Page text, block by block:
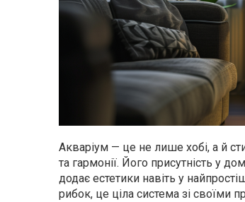
Акваріум — це не лише хобі, а й
та гармонії. Його присутність у
додає естетики навіть у
рибок, це ціла система зі своїми